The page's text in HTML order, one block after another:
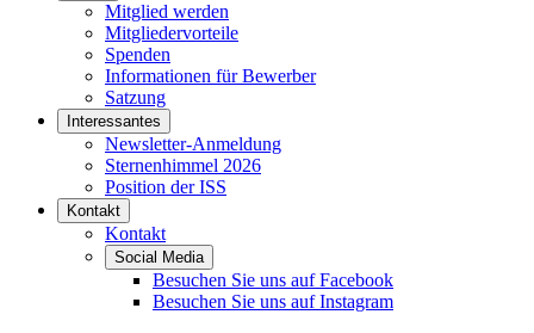
Mitglied werden
Mitgliedervorteile
Spenden
Informationen für Bewerber
Satzung
Interessantes
Newsletter-Anmeldung
Sternenhimmel 2026
Position der ISS
Kontakt
Kontakt
Social Media
Besuchen Sie uns auf Facebook
Besuchen Sie uns auf Instagram